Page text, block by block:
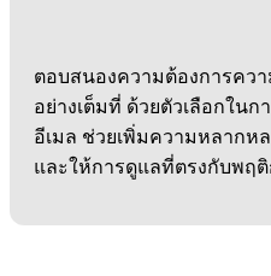
ตอบสนองความต้องการคว
อย่างเต็มที่ ด้วยตัวเลือกใน
อีเมล ช่วยเพิ่มความหลากห
และให้การดูแลที่ตรงกับพฤ